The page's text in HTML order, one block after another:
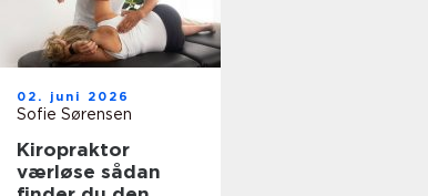
02. juni 2026
Sofie Sørensen
Kiropraktor
værløse sådan